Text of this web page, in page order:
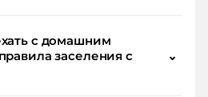
с домашним
заселения с
⌄